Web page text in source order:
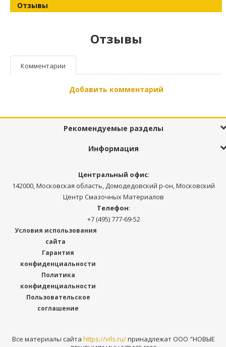
Отзывы
Отзывы
Комментарии
Добавить комментарий
Рекомендуемые разделы
Информация
Центральный офис:
142000, Московская область, Домодедовский р-он, Московский
Центр Смазочных Материалов
Телефон:
+7 (495) 777-69-52
Условия использования
сайта
Гарантия
конфиденциальности
Политика
конфиденциальности
Пользовательское
соглашение
Все материалы сайта https://vils.ru/принадлежат ООО "НОВЫЕ